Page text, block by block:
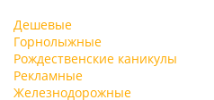
Дешевые
Горнолыжные
Рождественские каникулы
Рекламные
Железнодорожные